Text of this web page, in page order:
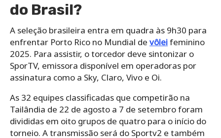
do Brasil?
A seleção brasileira entra em quadra às 9h30 para
enfrentar Porto Rico no Mundial de vôleifeminino
2025. Para assistir, o torcedor deve sintonizar o
SporTV, emissora disponível em operadoras por
assinatura como a Sky, Claro, Vivo e Oi.
As 32 equipes classificadas que competirão na
Tailândia de 22 de agosto a 7 de setembro foram
divididas em oito grupos de quatro para o início do
torneio. A transmissão será do Sportv2 e também